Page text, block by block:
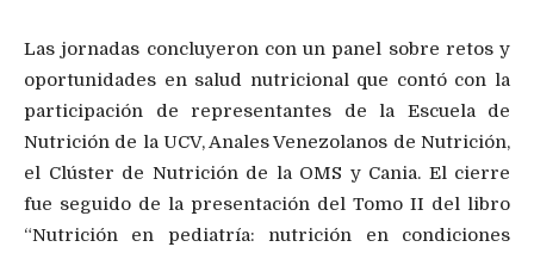
Las jornadas concluyeron con un panel sobre retos y
oportunidades en salud nutricional que contó con la
participación de representantes de la Escuela de
Nutrición de la UCV, Anales Venezolanos de Nutrición,
el Clúster de Nutrición de la OMS y Cania. El cierre
fue seguido de la presentación del Tomo II del libro
“Nutrición en pediatría: nutrición en condiciones